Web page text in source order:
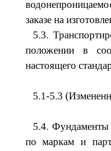
заказе на
5.3.
положении в
настоящего
5.1-5.3
5.4. Фундаменты
по маркам и